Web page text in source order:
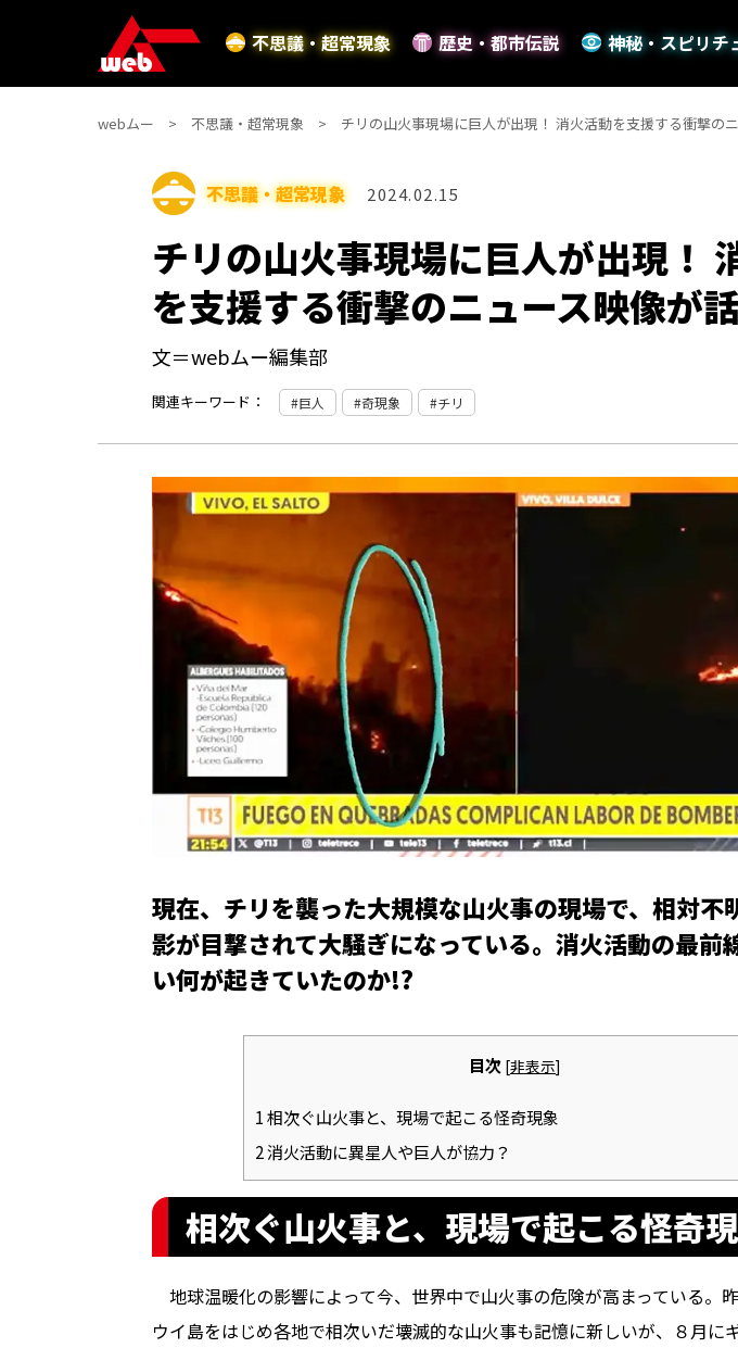
不思議・超常現象 歴史・都市伝説 神秘・スピリチ
webムー 不思議・超常現象 チリの山火事現場に巨人が出現！ 消火活動を支援する衝撃の
不思議・超常現象 2024.02.15
チリの山火事現場に巨人が出現！
を支援する衝撃のニュース映像が
文＝webムー編集部
関連キーワード： 巨人 奇現象 チリ
現在、チリを襲った大規模な山火事の現場で、相対不
影が目撃されて大騒ぎになっている。消火活動の最前
い何が起きていたのか!?
目次 [非表示]
1相次ぐ山火事と、現場で起こる怪奇現象
2消火活動に異星人や巨人が協力？
相次ぐ山火事と、現場で起こる怪奇
地球温暖化の影響によって今、世界中で山火事の危険が高まっている。
ウイ島をはじめ各地で相次いだ壊滅的な山火事も記憶に新しいが、８月に